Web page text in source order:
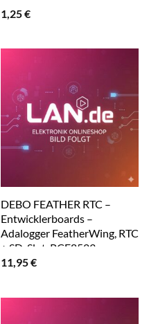
1,25€
DEBO FEATHER RTC –
Entwicklerboards –
Adalogger FeatherWing, RTC
+ SD-Slot, PCF8523
11,95€